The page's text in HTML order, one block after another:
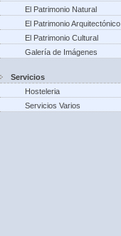
El Patrimonio Natural
El Patrimonio Arquitectónico
El Patrimonio Cultural
Galería de Imágenes
Servicios
Hosteleria
Servicios Varios